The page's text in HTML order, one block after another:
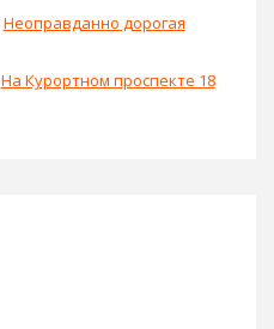
Неоправданно дорогая
На Курортном проспекте 18